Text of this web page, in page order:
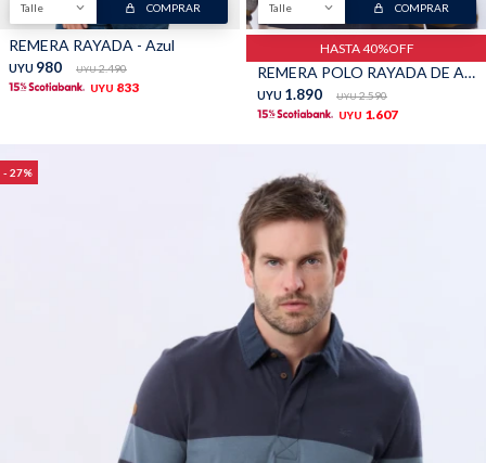
Talle COMPRAR
REMERA RAYADA - Azul
UYU 980 UYU 2.490
UYU 833
Talle COMPRAR
HASTA 40%OFF
REMERA POLO RAYADA DE ALGODÓN - Beige
UYU 1.890 UYU 2.590
UYU 1.607
27
TALLES GRANDES Uniformes empresariales
Quiero ser parte Canjear mis puntos
Envíos, cambios y devoluciones